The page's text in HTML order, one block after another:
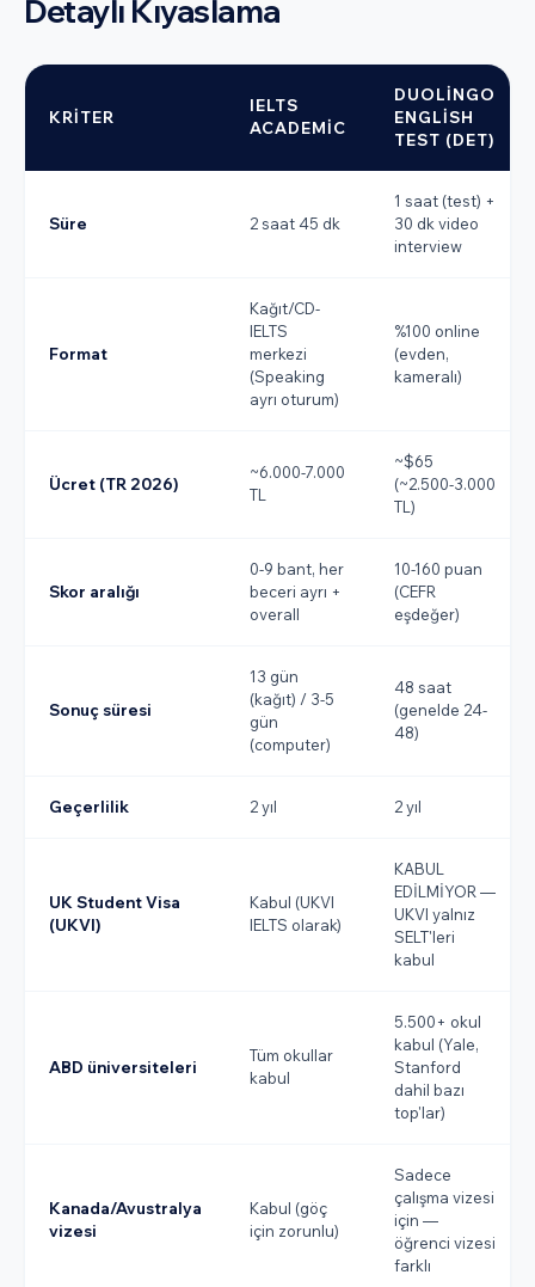
Detaylı Kıyaslama
KRITER
IELTS
ACADEMIC
DUOLINGO
ENGLISH
TEST (DET)
Süre 2 saat 45 dk
1 saat (test) +
30 dk video
interview
Format
Kağıt/CD-
IELTS
merkezi
(Speaking
ayrı oturum)
%100 online
(evden,
kameralı)
Ücret (TR 2026)
~6.000-7.000
TL
~$65
(~2.500-3.000
TL)
Skor aralığı
0-9 bant, her
beceri ayrı +
overall
10-160 puan
(CEFR
eşdeğer)
Sonuç süresi
13 gün
(kağıt) / 3-5
gün
(computer)
48 saat
(genelde 24-
48)
Geçerlilik 2 yıl 2 yıl
UK Student Visa
(UKVI)
Kabul (UKVI
IELTS olarak)
KABUL
EDİLMİYOR —
UKVI yalnız
SELT'leri
kabul
ABD üniversiteleri
Tüm okullar
kabul
5.500+ okul
kabul (Yale,
Stanford
dahil bazı
top'lar)
Kanada/Avustralya
vizesi
Kabul (göç
için zorunlu)
Sadece
çalışma vizesi
için —
öğrenci vizesi
farklı